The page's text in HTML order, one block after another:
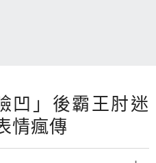
凹」後霸王肘迷
情瘋傳